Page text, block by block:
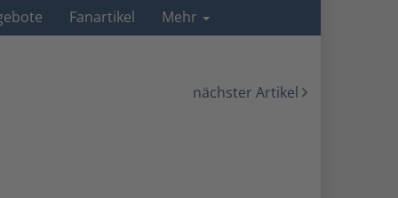
Fanartikel Mehr
nächster Artikel